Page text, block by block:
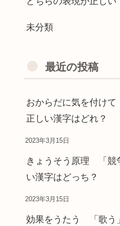
未分類
最近の投稿
おからだに気を付け
正しい漢字はどれ？
2023年3月15日
きょうそう原理 「競
い漢字はどっち？
2023年3月15日
効果をうたう 「歌う